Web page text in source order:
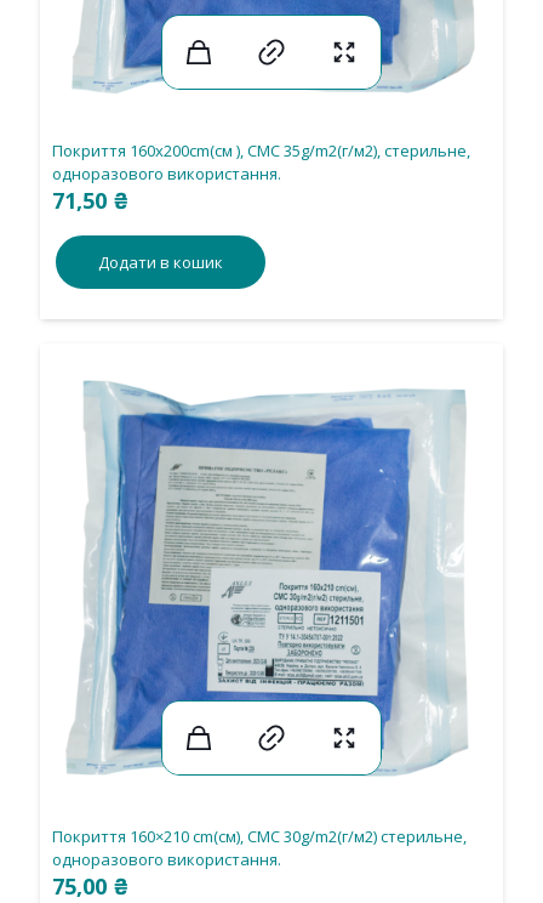
Покриття 160х200cm(см ), СМС 35g/m2(г/м2), стерильне,
одноразового використання.
71,50 ₴
Додати в кошик
Покриття 160×210 cm(см), СМС 30g/m2(г/м2) стерильне,
одноразового використання.
75,00 ₴